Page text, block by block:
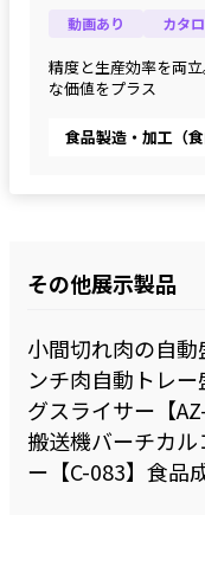
動画あり カタ
精度と生産効率を両
な価値をプラス
食品製造・加工（
その他展示製品
小間切れ肉の自
ンチ肉自動トレ
グスライサー【
搬送機バーチカル
ー【C-083】食品